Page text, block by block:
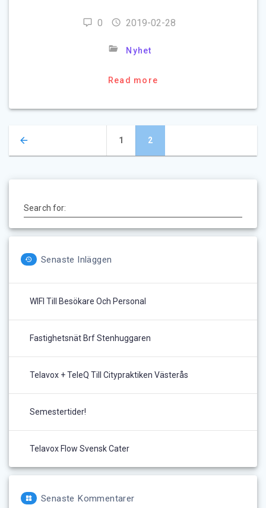
0 2019-02-28
Nyhet
Read more
Posts
navigation
Page
1 Page
2
Search for:
Senaste Inläggen
WIFI Till Besökare Och Personal
Fastighetsnät Brf Stenhuggaren
Telavox + TeleQ Till Citypraktiken Västerås
Semestertider!
Telavox Flow Svensk Cater
Senaste Kommentarer